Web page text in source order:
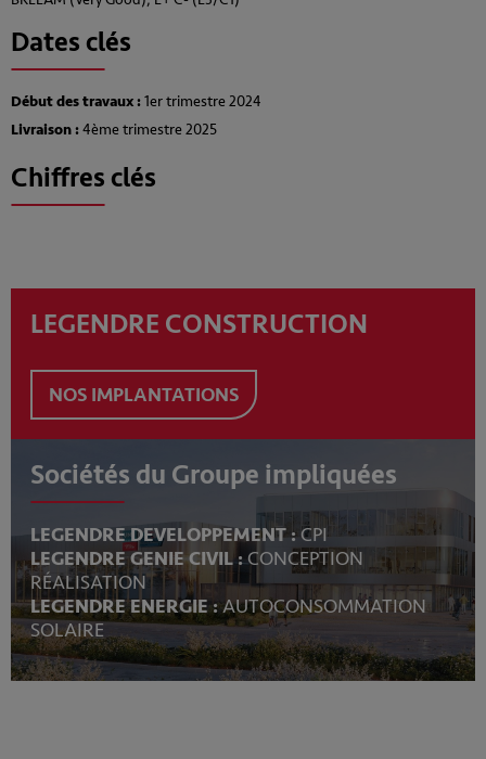
Dates clés
Début des travaux :1er trimestre 2024
Livraison :4ème trimestre 2025
Chiffres clés
LEGENDRE CONSTRUCTION
NOS IMPLANTATIONS
Sociétés du Groupe impliquées
LEGENDRE DEVELOPPEMENT :CPI
LEGENDRE GENIE CIVIL :CONCEPTION
RÉALISATION
LEGENDRE ENERGIE :AUTOCONSOMMATION
SOLAIRE